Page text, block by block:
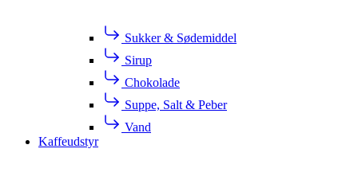
Sukker & Sødemiddel
Sirup
Chokolade
Suppe, Salt & Peber
Vand
Kaffeudstyr